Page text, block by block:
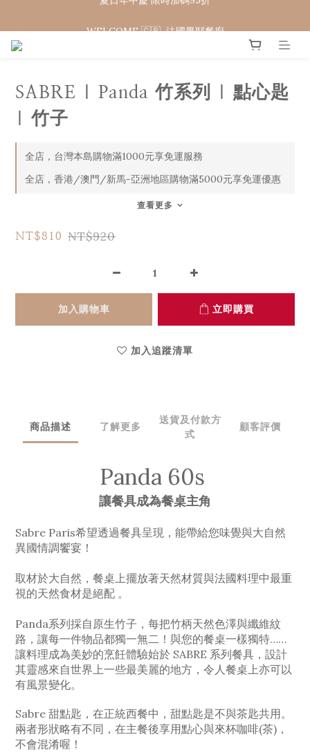
SABRE | Panda 竹系列 | 點心匙
| 竹子
全店，台灣本島購物滿1000元享免運服務
全店，香港/澳門/新馬-亞洲地區購物滿5000元享免運優惠
查看更多
NT$810 NT$920
加入購物車 立即購買
加入追蹤清單
商品描述 了解更多
送貨及付款方
式
顧客評價
Panda 60s
讓餐具成為餐桌主角
Sabre Paris希望透過餐具呈現，能帶給您味覺與大自然
異國情調饗宴！
取材於大自然，餐桌上擺放著天然材質與法國料理中最重
視的天然食材是絕配 。
Panda系列採自原生竹子，每把竹柄天然色澤與纖維紋
路，讓每一件物品都獨一無二！與您的餐桌一樣獨特……
讓料理成為美妙的烹飪體驗始於 SABRE 系列餐具，設計
其靈感來自世界上一些最美麗的地方，令人餐桌上亦可以
有風景變化。
Sabre 甜點匙，在正統西餐中，甜點匙是不與茶匙共用。
兩者形狀略有不同，在主餐後享用點心與來杯咖啡(茶)，
不會混淆喔！